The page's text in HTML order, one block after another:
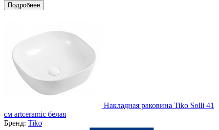
Подробнее
Накладная раковина Tiko Solli 41
см artceramic белая
Бренд: Tiko